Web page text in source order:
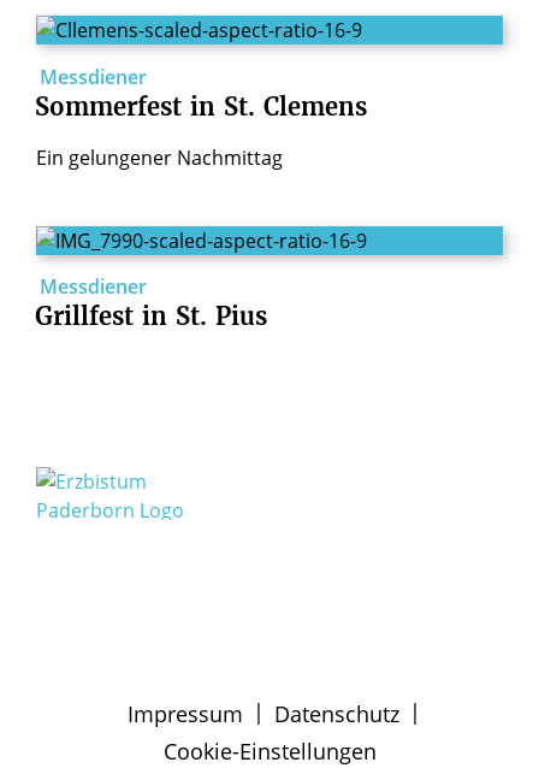
Messdiener
Sommerfest in St. Clemens
Ein gelungener Nachmittag
Messdiener
Grillfest in St. Pius
Impressum | Datenschutz |
Cookie-Einstellungen